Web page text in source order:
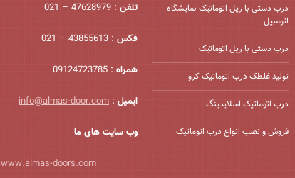
درب دستی با ریل اتوماتیک نمایشگاه
اتومبیل
درب دستی با ریل اتوماتیک
تولید غلطک درب اتوماتیک کرو
درب اتوماتیک اسلایدینگ
فروش و نصب انواع درب اتوماتیک
تلفن : 47628979 – 021
فکس : 43855613 – 021
همراه : 09124723785
ایمیل :
info@almas-door.com
وب سایت های ما
www.almas-doors.com